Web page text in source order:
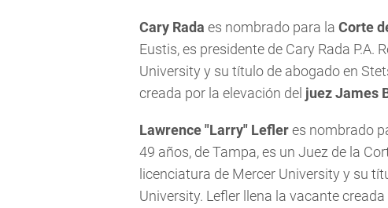
Cary Rada es nombrado para la Corte
Eustis, es presidente de Cary Rada
University y su título de abogado en
creada por la elevación del juez James
Lawrence "Larry" Lefleres nombrado
49 años, de Tampa, es un Juez de la
licenciatura de Mercer University y su
University. Lefler llena la vacante